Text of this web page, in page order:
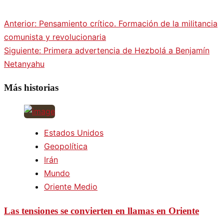
Anterior: Pensamiento crítico. Formación de la militancia
comunista y revolucionaria
Siguiente: Primera advertencia de Hezbolá a Benjamín
Netanyahu
Más historias
Estados Unidos
Geopolítica
Irán
Mundo
Oriente Medio
Las tensiones se convierten en llamas en Oriente